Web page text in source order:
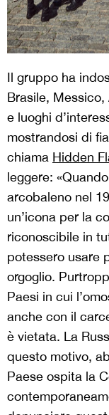
Il gruppo ha
Brasile,
e luoghi
mostrandosi di
chiama Hidden
leggere:
arcobaleno nel
un’icona per la
riconoscibile in
potessero usare
orgoglio.
Paesi in cui
anche con il
è vietata. La
questo motivo,
Paese ospita la